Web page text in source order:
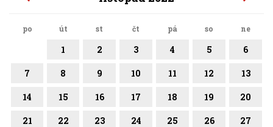
po út st čt pá so ne
1 2 3 4 5 6
7 8 9 10 11 12 13
14 15 16 17 18 19 20
21 22 23 24 25 26 27